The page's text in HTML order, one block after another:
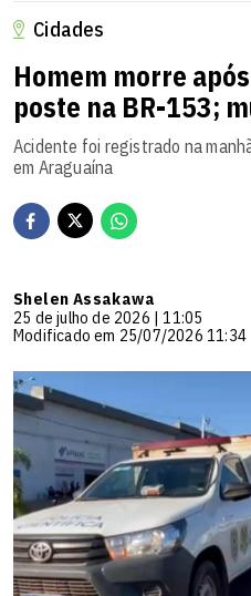
Cidades
Homem morre
poste na BR-153;
Acidente foi registrado na
em Araguaína
Shelen Assakawa
25 de julho de 2026 | 11:05
Modificado em 25/07/2026 11:34